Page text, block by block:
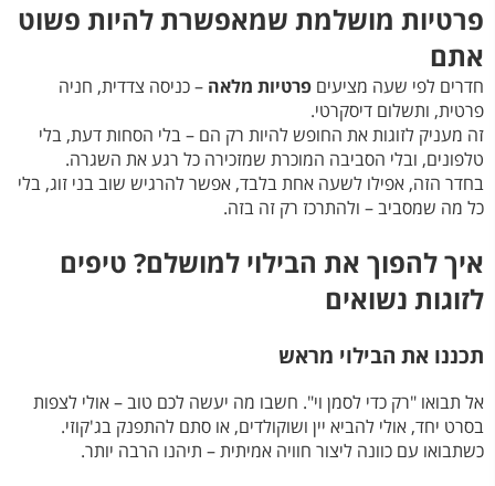
פרטיות מושלמת שמאפשרת להיות פשוט
אתם
חדרים לפי שעה מציעים פרטיות מלאה – כניסה צדדית, חניה
פרטית, ותשלום דיסקרטי.
זה מעניק לזוגות את החופש להיות רק הם – בלי הסחות דעת, בלי
טלפונים, ובלי הסביבה המוכרת שמזכירה כל רגע את השגרה.
בחדר הזה, אפילו לשעה אחת בלבד, אפשר להרגיש שוב בני זוג, בלי
כל מה שמסביב – ולהתרכז רק זה בזה.
איך להפוך את הבילוי למושלם? טיפים
לזוגות נשואים
תכננו את הבילוי מראש
אל תבואו "רק כדי לסמן וי". חשבו מה יעשה לכם טוב – אולי לצפות
בסרט יחד, אולי להביא יין ושוקולדים, או סתם להתפנק בג'קוזי.
כשתבואו עם כוונה ליצור חוויה אמיתית – תיהנו הרבה יותר.